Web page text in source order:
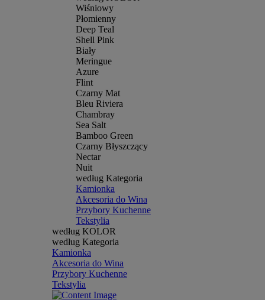
Wiśniowy
Płomienny
Deep Teal
Shell Pink
Biały
Meringue
Azure
Flint
Czarny Mat
Bleu Riviera
Chambray
Sea Salt
Bamboo Green
Czarny Błyszczący
Nectar
Nuit
według Kategoria
Kamionka
Akcesoria do Wina
Przybory Kuchenne
Tekstylia
według KOLOR
według Kategoria
Kamionka
Akcesoria do Wina
Przybory Kuchenne
Tekstylia